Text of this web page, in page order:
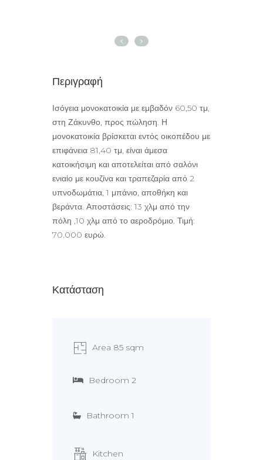
Περιγραφή
Ισόγεια μονοκατοικία με εμβαδόν 60,50 τμ,
στη Ζάκυνθο, προς πώληση. Η
μονοκατοικία βρίσκεται εντός οικοπέδου με
επιφάνεια 81,40 τμ, είναι άμεσα
κατοικήσιμη και αποτελείται από σαλόνι
ενιαίο με κουζίνα και τραπεζαρία από 2
υπνοδωμάτια, 1 μπάνιο, αποθήκη και
βεράντα. Αποστάσεις: 13 χλμ από την
πόλη ,10 χλμ από το αεροδρόμιο. Τιμή:
70.000 ευρώ.
Κατάσταση
Area 85 sqm
Bedroom 2
Bathroom 1
Kitchen